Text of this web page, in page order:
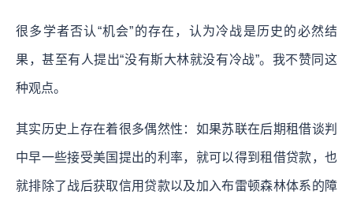
很多学者否认“机会”的存在，认为冷战是历史的必然结
果，甚至有人提出“没有斯大林就没有冷战”。我不赞同这
种观点。
其实历史上存在着很多偶然性：如果苏联在后期租借谈判
中早一些接受美国提出的利率，就可以得到租借贷款，也
就排除了战后获取信用贷款以及加入布雷顿森林体系的障